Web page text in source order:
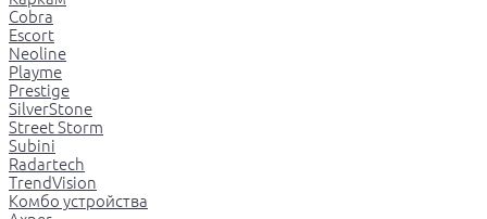
Cobra
Escort
Neoline
Playme
Prestige
SilverStone
Street Storm
Subini
Radartech
TrendVision
Комбо устройства